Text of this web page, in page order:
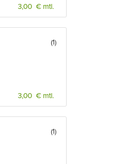
3,00 € mtl.
(1)
3,00 € mtl.
(1)